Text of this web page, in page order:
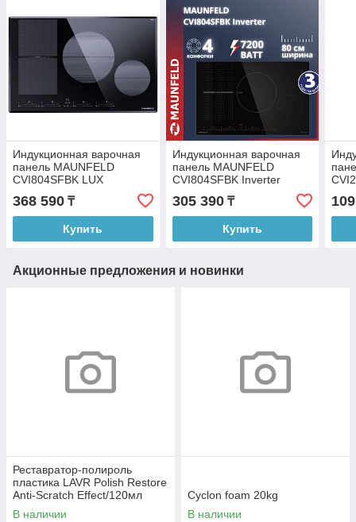
Индукционная варочная
панель MAUNFELD
CVI804SFBK LUX
368 590 ₸
Купить
Индукционная варочная
панель MAUNFELD
CVI804SFBK Inverter
305 390₸
Купить
Акционные предложения и новинки
Реставратор-полироль
пластика LAVR Polish Restore
Anti-Scratch Effect/120мл
Ln1459-L
В наличии
Cyclon foam 20kg
В наличии